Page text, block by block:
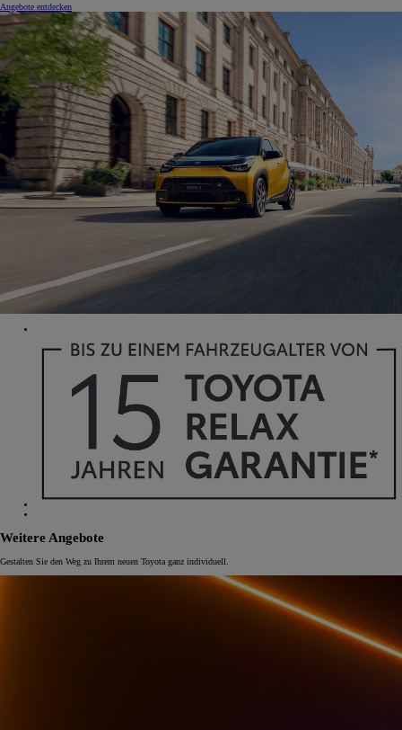
Angebote entdecken
Weitere Angebote
Gestalten Sie den Weg zu Ihrem neuen Toyota ganz individuell.